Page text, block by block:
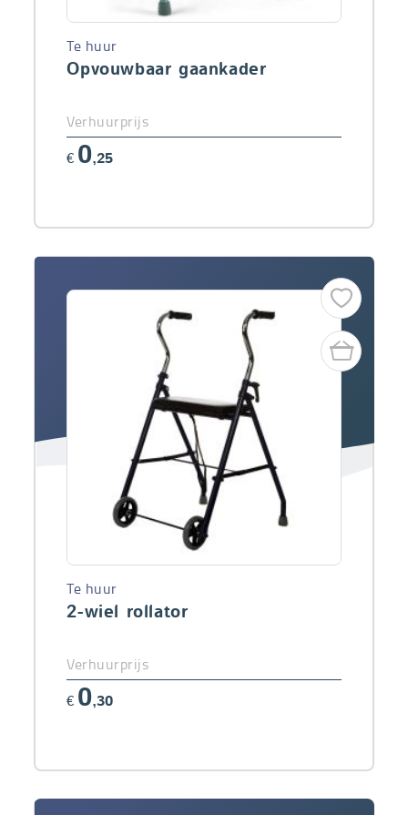
Opvouwbaar gaankader
Te huur
Verhuurprijs
€ 0,25
2-wiel rollator
Te huur
Verhuurprijs
€ 0,30